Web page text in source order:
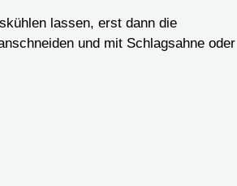
lassen, erst dann die
und mit Schlagsahne oder